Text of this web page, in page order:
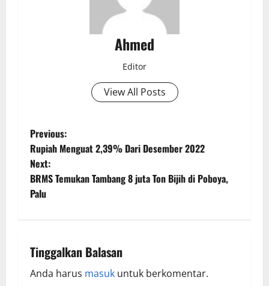
Ahmed
Editor
View All Posts
Previous:
Rupiah Menguat 2,39% Dari Desember 2022
Next:
BRMS Temukan Tambang 8 juta Ton Bijih di Poboya,
Palu
Tinggalkan Balasan
Anda harus masuk untuk berkomentar.